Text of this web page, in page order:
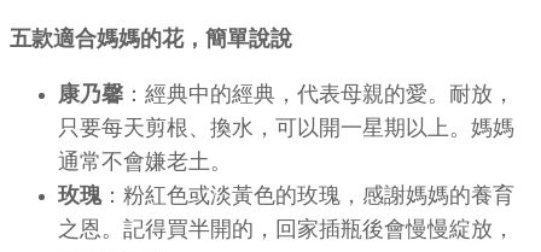
五款適合媽媽的花，簡單說說
康乃馨 ：經典中的經典，代表母親的愛。耐放，
只要每天剪根、換水，可以開一星期以上。媽媽
通常不會嫌老土。
玫瑰：粉紅色或淡黃色的玫瑰，感謝媽媽的養育
之恩。記得買半開的，回家插瓶後會慢慢綻放，